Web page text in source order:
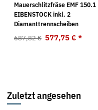
Mauerschlitzfräse EMF 150.1
EIBENSTOCK inkl. 2
Diamanttrennscheiben
687,82 € 577,75 € *
Zuletzt angesehen